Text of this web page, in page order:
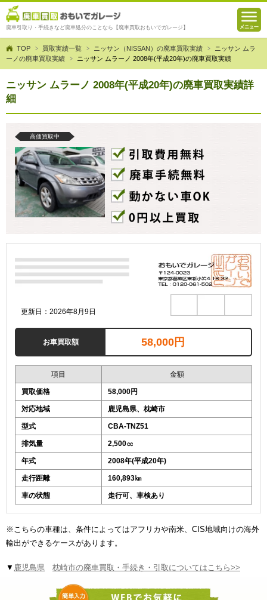
廃車引取り・手続きなど廃車処分のことなら【廃車買取おもいでガレージ】
TOP 買取実績一覧 ニッサン（NISSAN）の廃車買取実績
ニッサン ムラ
ーノの廃車買取実績
ニッサン ムラーノ 2008年(平成20年)の廃車買取実績
ニッサン ムラーノ 2008年(平成20年)の廃車買取実績詳
細
高価買取中
更新日：2026年8月9日
お車買取額 58,000円
項目 金額
買取価格 58,000円
対応地域 鹿児島県、枕崎市
型式 CBA-TNZ51
排気量 2,500㏄
年式 2008年(平成20年)
走行距離 160,893㎞
車の状態 走行可、車検あり
※こちらの車種は、条件によってはアフリカや南米、CIS地域向けの海外
輸出ができるケースがあります。
▼ 鹿児島県 枕崎市の廃車買取・手続き・引取についてはこちら>>